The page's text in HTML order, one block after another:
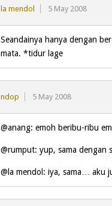
la mendol 5 May 2008
Seandainya hanya dengan
mata. *tidur lage
ndop 5 May 2008
@anang: emoh beribu-ribu
@rumput: yup, sama dengan
@la mendol: iya, sama… aku